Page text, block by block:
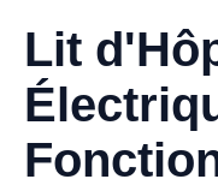
Lit